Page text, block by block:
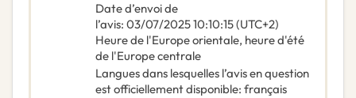
Date d’envoi de
l’avis: 03/07/202510:10:15 (UTC+2)
Heure de l'Europe orientale, heure d'été
de l'Europe centrale
Langues dans lesquelles l’avis en question
est officiellement disponible: français